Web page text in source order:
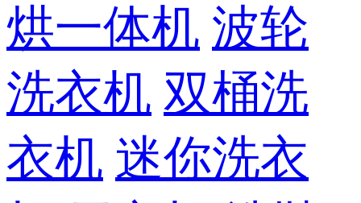
烘一体机 波轮
洗衣机 双桶洗
衣机 迷你洗衣